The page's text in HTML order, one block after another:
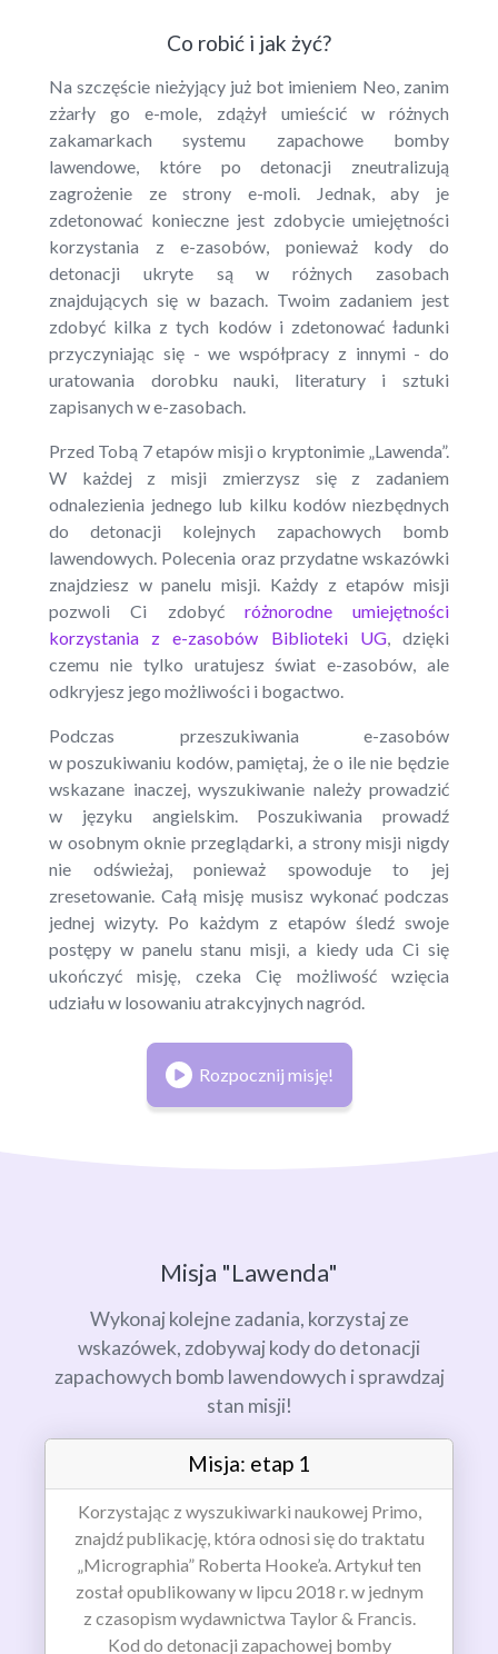
Co robić i jak żyć?
Na szczęście nieżyjący już bot imieniem Neo, zanim
zżarły go e-mole, zdążył umieścić w różnych
zakamarkach systemu zapachowe bomby
lawendowe, które po detonacji zneutralizują
zagrożenie ze strony e-moli. Jednak, aby je
zdetonować konieczne jest zdobycie umiejętności
korzystania z e-zasobów, ponieważ kody do
detonacji ukryte są w różnych zasobach
znajdujących się w bazach. Twoim zadaniem jest
zdobyć kilka z tych kodów i zdetonować ładunki
przyczyniając się - we współpracy z innymi - do
uratowania dorobku nauki, literatury i sztuki
zapisanych w e-zasobach.
Przed Tobą 7 etapów misji o kryptonimie „Lawenda”.
W każdej z misji zmierzysz się z zadaniem
odnalezienia jednego lub kilku kodów niezbędnych
do detonacji kolejnych zapachowych bomb
lawendowych. Polecenia oraz przydatne wskazówki
znajdziesz w panelu misji. Każdy z etapów misji
pozwoli Ci zdobyć różnorodne umiejętności
korzystania z e-zasobów Biblioteki UG, dzięki
czemu nie tylko uratujesz świat e-zasobów, ale
odkryjesz jego możliwości i bogactwo.
Podczas przeszukiwania e-zasobów
w poszukiwaniu kodów, pamiętaj, że o ile nie będzie
wskazane inaczej, wyszukiwanie należy prowadzić
w języku angielskim. Poszukiwania prowadź
w osobnym oknie przeglądarki, a strony misji nigdy
nie odświeżaj, ponieważ spowoduje to jej
zresetowanie. Całą misję musisz wykonać podczas
jednej wizyty. Po każdym z etapów śledź swoje
postępy w panelu stanu misji, a kiedy uda Ci się
ukończyć misję, czeka Cię możliwość wzięcia
udziału w losowaniu atrakcyjnych nagród.
Rozpocznij misję!
Misja "Lawenda"
Wykonaj kolejne zadania, korzystaj ze
wskazówek, zdobywaj kody do detonacji
zapachowych bomb lawendowych i sprawdzaj
stan misji!
Misja: etap 1
Korzystając z wyszukiwarki naukowej Primo,
znajdź publikację, która odnosi się do traktatu
„Micrographia” Roberta Hooke’a. Artykuł ten
został opublikowany w lipcu 2018 r. w jednym
z czasopism wydawnictwa Taylor & Francis.
Kod do detonacji zapachowej bomby